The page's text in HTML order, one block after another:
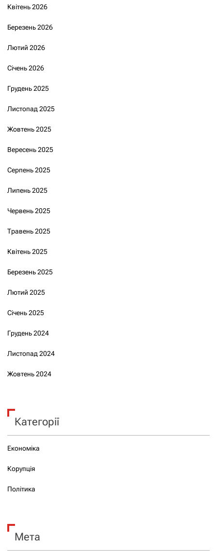
Квітень 2026
Березень 2026
Лютий 2026
Січень 2026
Грудень 2025
Листопад 2025
Жовтень 2025
Вересень 2025
Серпень 2025
Липень 2025
Червень 2025
Травень 2025
Квітень 2025
Березень 2025
Лютий 2025
Січень 2025
Грудень 2024
Листопад 2024
Жовтень 2024
Категорії
Економіка
Корупція
Політика
Мета